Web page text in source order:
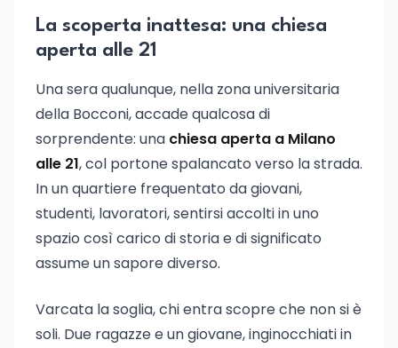
La scoperta inattesa: una chiesa
aperta alle 21
Una sera qualunque, nella zona universitaria
della Bocconi, accade qualcosa di
sorprendente: una chiesa aperta a Milano
alle 21, col portone spalancato verso la strada.
In un quartiere frequentato da giovani,
studenti, lavoratori, sentirsi accolti in uno
spazio così carico di storia e di significato
assume un sapore diverso.
Varcata la soglia, chi entra scopre che non si è
soli. Due ragazze e un giovane, inginocchiati in